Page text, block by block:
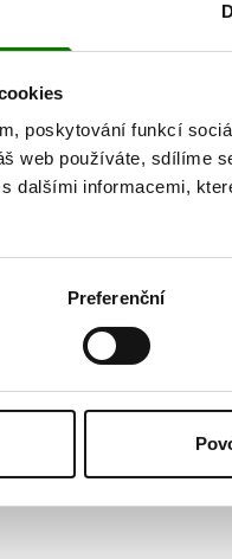
poskytování funkcí
web používáte, sdílíme
dalšími informacemi,
Preferenční
ARTIFIT CAPS
61,10 €